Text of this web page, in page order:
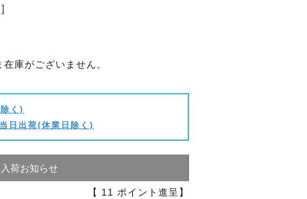
庫がございません。
く)
日出荷(休業日除く)
荷お知らせ
【 11 ポイント進呈】